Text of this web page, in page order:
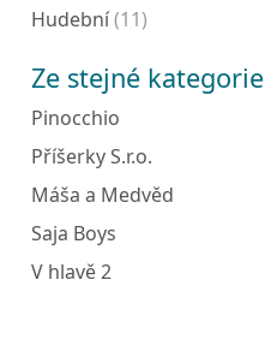
Hudební(11)
Ze stejné kategorie
Pinocchio
Příšerky S.r.o.
Máša a Medvěd
Saja Boys
V hlavě 2